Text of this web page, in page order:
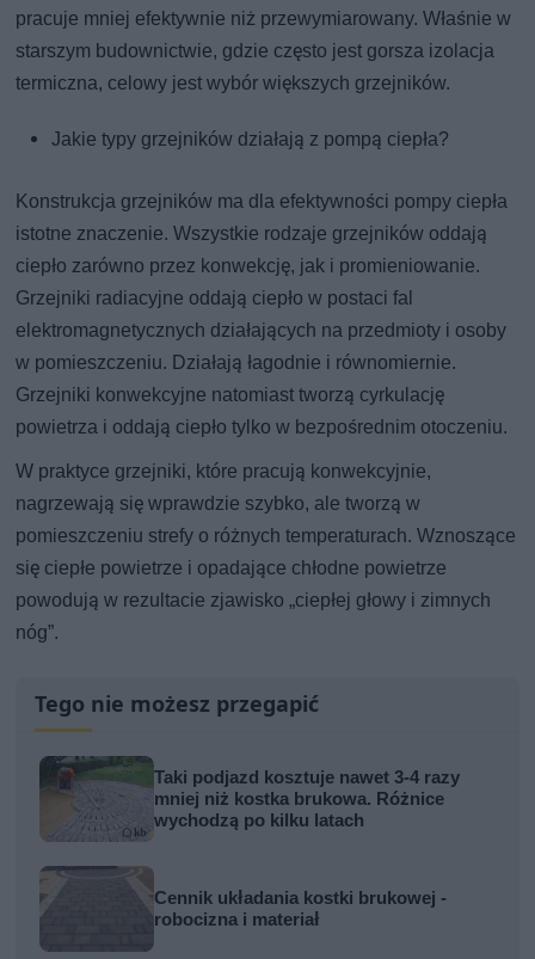
pracuje mniej efektywnie niż przewymiarowany. Właśnie w
starszym budownictwie, gdzie często jest gorsza izolacja
termiczna, celowy jest wybór większych grzejników.
Jakie typy grzejników działają z pompą ciepła?
Konstrukcja grzejników ma dla efektywności pompy ciepła
istotne znaczenie. Wszystkie rodzaje grzejników oddają
ciepło zarówno przez konwekcję, jak i promieniowanie.
Grzejniki radiacyjne oddają ciepło w postaci fal
elektromagnetycznych działających na przedmioty i osoby
w pomieszczeniu. Działają łagodnie i równomiernie.
Grzejniki konwekcyjne natomiast tworzą cyrkulację
powietrza i oddają ciepło tylko w bezpośrednim otoczeniu.
W praktyce grzejniki, które pracują konwekcyjnie,
nagrzewają się wprawdzie szybko, ale tworzą w
pomieszczeniu strefy o różnych temperaturach. Wznoszące
się ciepłe powietrze i opadające chłodne powietrze
powodują w rezultacie zjawisko „ciepłej głowy i zimnych
nóg”.
Tego nie możesz przegapić
Taki podjazd kosztuje nawet 3-4 razy
mniej niż kostka brukowa. Różnice
wychodzą po kilku latach
Cennik układania kostki brukowej -
robocizna i materiał